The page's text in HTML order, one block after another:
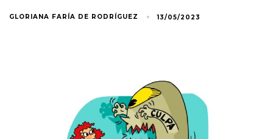
GLORIANA FARÍA DE RODRÍGUEZ 13/05/2023